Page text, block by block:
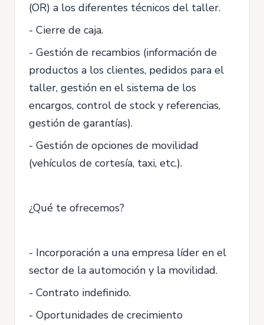
(OR) a los diferentes técnicos del taller.
- Cierre de caja.
- Gestión de recambios (información de
productos a los clientes, pedidos para el
taller, gestión en el sistema de los
encargos, control de stock y referencias,
gestión de garantías).
- Gestión de opciones de movilidad
(vehículos de cortesía, taxi, etc.).
¿Qué te ofrecemos?
- Incorporación a una empresa líder en el
sector de la automoción y la movilidad.
- Contrato indefinido.
- Oportunidades de crecimiento